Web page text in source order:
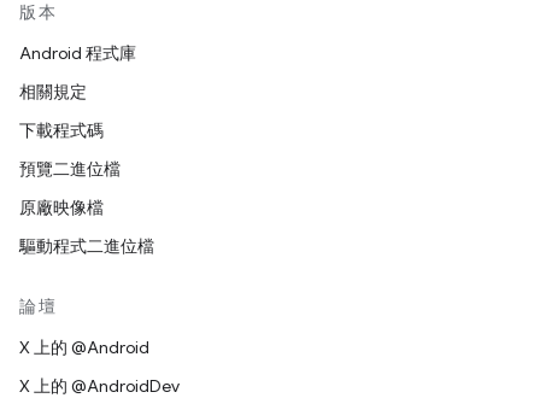
版本
Android 程式庫
相關規定
下載程式碼
預覽二進位檔
原廠映像檔
驅動程式二進位檔
論壇
X 上的 @Android
X 上的 @AndroidDev